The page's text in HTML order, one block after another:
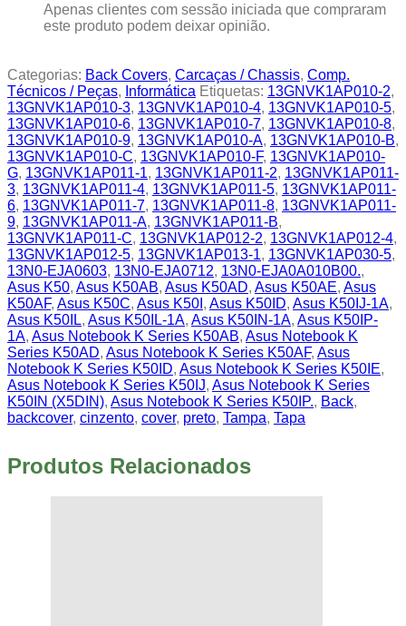
Apenas clientes com sessão iniciada que compraram
este produto podem deixar opinião.
Categorias: Back Covers, Carcaças / Chassis, Comp.
Técnicos / Peças, Informática Etiquetas: 13GNVK1AP010-2,
13GNVK1AP010-3, 13GNVK1AP010-4, 13GNVK1AP010-5,
13GNVK1AP010-6, 13GNVK1AP010-7, 13GNVK1AP010-8,
13GNVK1AP010-9, 13GNVK1AP010-A, 13GNVK1AP010-B,
13GNVK1AP010-C, 13GNVK1AP010-F, 13GNVK1AP010-
G, 13GNVK1AP011-1, 13GNVK1AP011-2, 13GNVK1AP011-
3, 13GNVK1AP011-4, 13GNVK1AP011-5, 13GNVK1AP011-
6, 13GNVK1AP011-7, 13GNVK1AP011-8, 13GNVK1AP011-
9, 13GNVK1AP011-A, 13GNVK1AP011-B,
13GNVK1AP011-C, 13GNVK1AP012-2, 13GNVK1AP012-4,
13GNVK1AP012-5, 13GNVK1AP013-1, 13GNVK1AP030-5,
13N0-EJA0603, 13N0-EJA0712, 13N0-EJA0A010B00.,
Asus K50, Asus K50AB, Asus K50AD, Asus K50AE, Asus
K50AF, Asus K50C, Asus K50I , Asus K50ID, Asus K50IJ-1A,
Asus K50IL, Asus K50IL-1A, Asus K50IN-1A, Asus K50IP-
1A, Asus Notebook K Series K50AB, Asus Notebook K
Series K50AD, Asus Notebook K Series K50AF, Asus
Notebook K Series K50ID, Asus Notebook K Series K50IE,
Asus Notebook K Series K50IJ, Asus Notebook K Series
K50IN (X5DIN), Asus Notebook K Series K50IP., Back,
backcover, cinzento, cover, preto, Tampa, Tapa
Produtos Relacionados